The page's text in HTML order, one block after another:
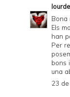
Bona
Els
han
Per
bons
una
23